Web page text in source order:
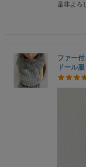
是非よろ
ファー
ドール